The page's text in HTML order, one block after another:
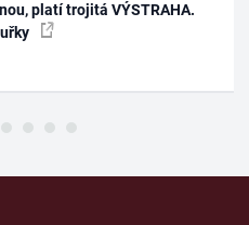
platí trojitá VÝSTRAHA.